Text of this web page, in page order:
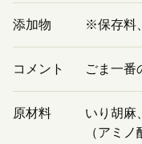
添加物 ※保存料
コメント ごま一番
原材料
いり胡麻
（アミ